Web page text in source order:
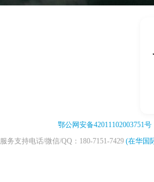
鄂公网安备42011102003751号
服务支持电话/微信/QQ：180-7151-7429 (在华国